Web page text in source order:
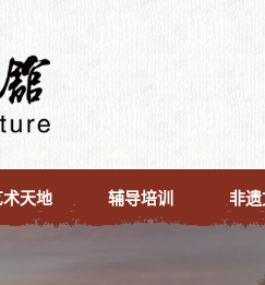
术天地 辅导培训 非遗